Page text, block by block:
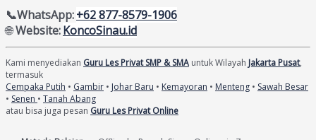
📞WhatsApp:+62 877-8579-1906
🌐Website:KoncoSinau.id
Kami menyediakan Guru Les Privat SMP & SMA untuk Wilayah Jakarta Pusat,
termasuk
Cempaka Putih • Gambir • Johar Baru • Kemayoran • Menteng • Sawah Besar
• Senen • Tanah Abang
atau bisa juga pesan Guru Les Privat Online